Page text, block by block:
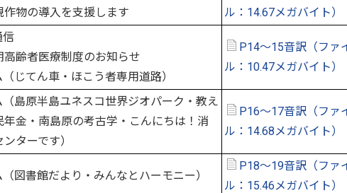
物の導入を支援します
ル：14.67メガバイト）
信
齢者医療制度のお知らせ
じてん車・ほこう者専用道路）
P14～15音訳（ファ
ル：10.47メガバイト）
島原半島ユネスコ世界ジオパーク・教え
年金・南島原の考古学・こんにちは！消
ターです）
P16～17音訳（ファ
ル：14.68メガバイト）
図書館だより・みんなとハーモニー）
P18～19音訳（ファ
ル：15.46メガバイト）